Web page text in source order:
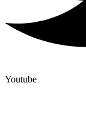
Youtube